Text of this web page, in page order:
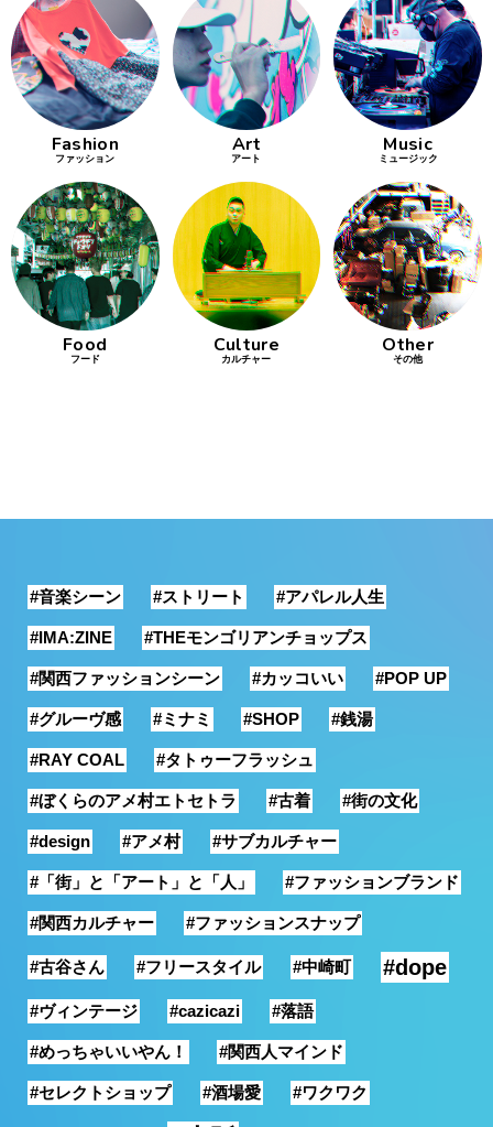
Fashion
ファッション
Art
アート
Music
ミュージック
Food
フード
Culture
カルチャー
Other
その他
#音楽シーン #ストリート #アパレル人生
#IMA:ZINE #THEモンゴリアンチョップス
#関西ファッションシーン #カッコいい #POP UP
#グルーヴ感 #ミナミ #SHOP #銭湯
#RAY COAL #タトゥーフラッシュ
#ぼくらのアメ村エトセトラ #古着 #街の文化
#design #アメ村 #サブカルチャー
#「街」と「アート」と「人」 #ファッションブランド
#関西カルチャー #ファッションスナップ
#古谷さん #フリースタイル #中崎町 #dope
#ヴィンテージ #cazicazi #落語
#めっちゃいいやん！ #関西人マインド
#セレクトショップ #酒場愛 #ワクワク